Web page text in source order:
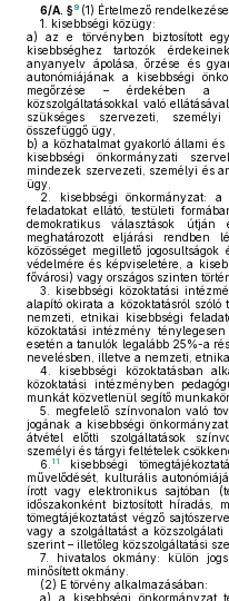
6/A. §9 (1) Értelmező
1.
kisebbségi közügy:
a) az e törvényben biztosított
kisebbséghez tartozók
anyanyelv ápolása, őrzése és
autonómiájának a kisebbségi
megőrzése – érdekében a
közszolgáltatásokkal való
szükséges szervezeti,
összefüggő ügy,
b) a közhatalmat gyakorló állami
kisebbségi önkormányzati
mindezek szervezeti, személyi és
ügy,
2.
kisebbségi önkormányzat: a
feladatokat ellátó, testületi
demokratikus választások
meghatározott eljárási rendben
közösséget megillető
védelmére és képviseletére, a
fővárosi) vagy országos szinten
3.
kisebbségi közoktatási
alapító okirata a közoktatásról szóló
nemzeti, etnikai kisebbségi
közoktatási intézmény
esetén a tanulók legalább 25%-a
nevelésben, illetve a nemzeti,
4.
kisebbségi közoktatásban
közoktatási intézményben
munkát közvetlenül segítő
5.
megfelelő színvonalon való
jogának a kisebbségi
átvétel előtti szolgáltatások
személyi és tárgyi feltételek
6. 11
kisebbségi
művelődését, kulturális
írott vagy elektronikus sajtóban
időszakonként biztosított híradás,
tömegtájékoztatást végző
vagy a szolgáltatást a
szerint – illetőleg közszolgáltatási
7.
hivatalos okmány: külön
minősített okmány.
(2) E törvény alkalmazásában:
a) a kisebbségi önkormányzat